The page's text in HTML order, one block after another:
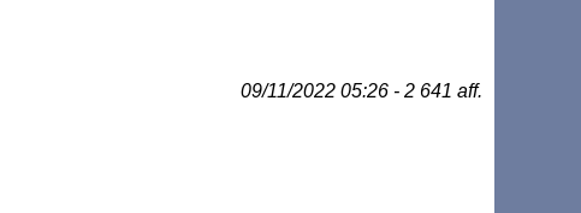
09/11/2022 05:26 - 2 641 aff.